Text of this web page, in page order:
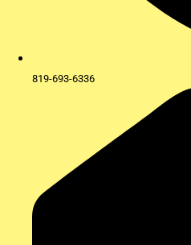
819-693-6336